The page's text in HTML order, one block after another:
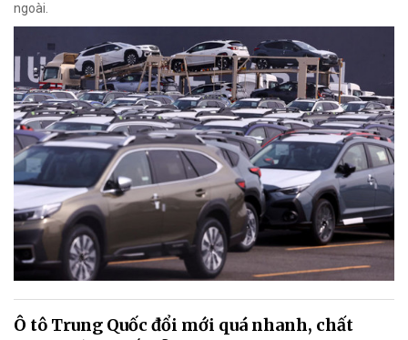
ngoài.
Ô tô Trung Quốc đổi mới quá nhanh, chất